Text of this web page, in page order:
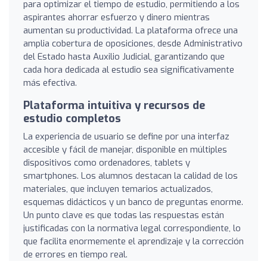
para optimizar el tiempo de estudio, permitiendo a los
aspirantes ahorrar esfuerzo y dinero mientras
aumentan su productividad. La plataforma ofrece una
amplia cobertura de oposiciones, desde Administrativo
del Estado hasta Auxilio Judicial, garantizando que
cada hora dedicada al estudio sea significativamente
más efectiva.
Plataforma intuitiva y recursos de
estudio completos
La experiencia de usuario se define por una interfaz
accesible y fácil de manejar, disponible en múltiples
dispositivos como ordenadores, tablets y
smartphones. Los alumnos destacan la calidad de los
materiales, que incluyen temarios actualizados,
esquemas didácticos y un banco de preguntas enorme.
Un punto clave es que todas las respuestas están
justificadas con la normativa legal correspondiente, lo
que facilita enormemente el aprendizaje y la corrección
de errores en tiempo real.